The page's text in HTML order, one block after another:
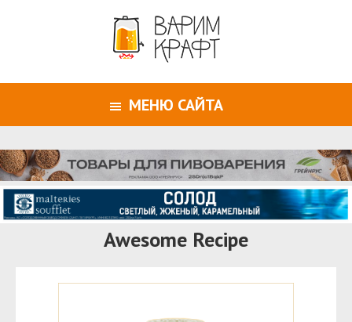
МЕНЮ САЙТА
Awesome Recipe